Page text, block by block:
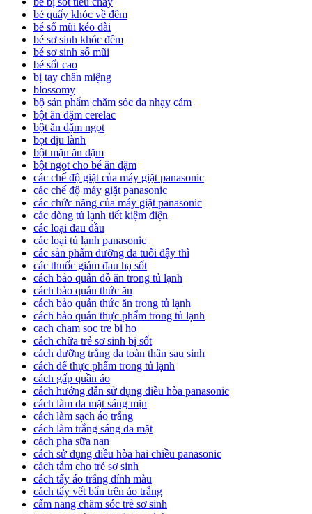
bé quấy khóc về đêm
bé sổ mũi kéo dài
bé sơ sinh khóc đêm
bé sơ sinh sổ mũi
bé sốt cao
bị tay chân miệng
blossomy
bộ sản phẩm chăm sóc da nhạy cảm
bột ăn dặm cerelac
bột ăn dặm ngọt
bọt dịu lành
bột mặn ăn dặm
bột ngọt cho bé ăn dặm
các chế độ giặt của máy giặt panasonic
các chế độ máy giặt panasonic
các chức năng của máy giặt panasonic
các dòng tủ lạnh tiết kiệm điện
các loại đau đầu
các loại tủ lạnh panasonic
các sản phẩm dưỡng da tuổi dậy thì
các thuốc giảm đau hạ sốt
cách bảo quản đồ ăn trong tủ lạnh
cách bảo quản thức ăn
cách bảo quản thức ăn trong tủ lạnh
cách bảo quản thực phẩm trong tủ lạnh
cach cham soc tre bi ho
cách chữa trẻ sơ sinh bị sốt
cách dưỡng trắng da toàn thân sau sinh
cách để thực phẩm trong tủ lạnh
cách gấp quần áo
cách hướng dẫn sử dụng điều hòa panasonic
cách làm da mặt sáng mịn
cách làm sạch áo trắng
cách làm trắng sáng da mặt
cách pha sữa nan
cách sử dụng điều hòa hai chiều panasonic
cách tắm cho trẻ sơ sinh
cách tẩy áo trắng dính màu
cách tẩy vết bẩn trên áo trắng
cẩm nang chăm sóc trẻ sơ sinh